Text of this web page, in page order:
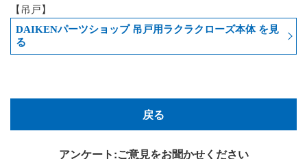
【吊戸】
DAIKENパーツショップ 吊戸用ラクラクローズ本体 を見
る
戻る
アンケート:ご意見をお聞かせください